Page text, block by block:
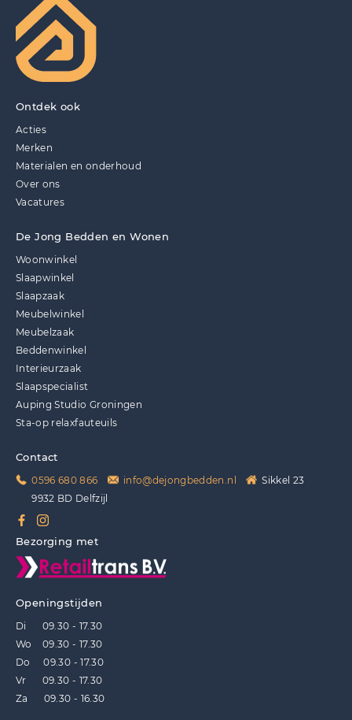
Ontdek ook
Acties
Merken
Materialen en onderhoud
Over ons
Vacatures
De Jong Bedden en Wonen
Woonwinkel
Slaapwinkel
Slaapzaak
Meubelwinkel
Meubelzaak
Beddenwinkel
Interieurzaak
Slaapspecialist
Auping Studio Groningen
Sta-op relaxfauteuils
Contact
0596 680 866 info@dejongbedden.nl
Sikkel 23
9932 BD Delfzijl
Bezorging met
Openingstijden
Di 09.30 - 17.30
Wo 09.30 - 17.30
Do 09.30 - 17.30
Vr 09.30 - 17.30
Za 09.30 - 16.30